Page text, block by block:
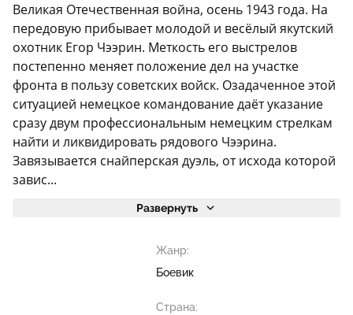
Великая Отечественная война, осень 1943 года. На
передовую прибывает молодой и весёлый якутский
охотник Егор Чээрин. Меткость его выстрелов
постепенно меняет положение дел на участке
фронта в пользу советских войск. Озадаченное этой
ситуацией немецкое командование даёт указание
сразу двум профессиональным немецким стрелкам
найти и ликвидировать рядового Чээрина.
Завязывается снайперская дуэль, от исхода которой
завис...
Развернуть
Жанр:
Боевик
Страна: